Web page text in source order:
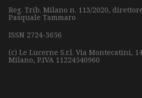
Reg. Trib. Milano n. 113/2020,
Pasquale Tammaro
ISSN 2724-3656
(c) Le Lucerne S.r.l. Via Montecatini,
Milano, P.IVA 11224540960